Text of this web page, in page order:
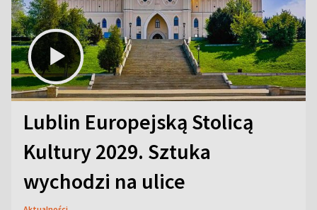
Lublin Europejską Stolicą
Kultury 2029. Sztuka
wychodzi na ulice